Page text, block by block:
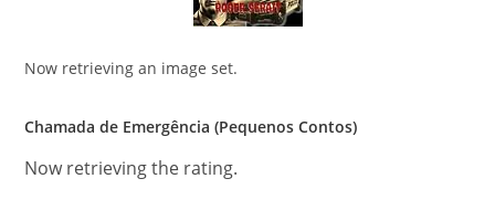
Now retrieving an image set.
Chamada de Emergência (Pequenos Contos)
Now retrieving the rating.